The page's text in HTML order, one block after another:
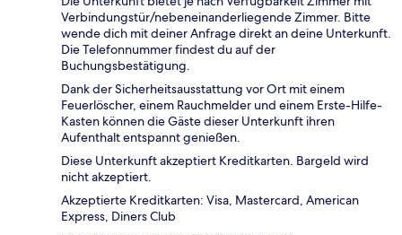
Verbindungstür/nebeneinanderliegende Zimmer. Bitte
wende dich mit deiner Anfrage direkt an deine Unterkunft.
Die Telefonnummer findest du auf der
Buchungsbestätigung.
Dank der Sicherheitsausstattung vor Ort mit einem
Feuerlöscher, einem Rauchmelder und einem Erste-Hilfe-
Kasten können die Gäste dieser Unterkunft ihren
Aufenthalt entspannt genießen.
Diese Unterkunft akzeptiert Kreditkarten. Bargeld wird
nicht akzeptiert.
Akzeptierte Kreditkarten: Visa, Mastercard, American
Express, Diners Club